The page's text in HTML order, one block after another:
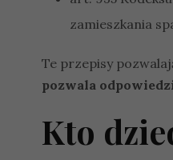
zamieszkania
Te przepisy
pozwala
Kto